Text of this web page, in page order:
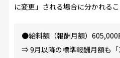
に変更」される場合に分かれるこ
●給料額（報酬月額）
⇒ 9月以降の標準報酬月額も